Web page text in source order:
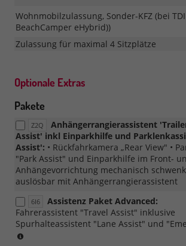
Wohnmobilzulassung, Sonder-KFZ (bei
BeachCamper eHybrid))
Zulassung für maximal 4 Sitzplätze
Optionale Extras
Pakete
Z2Q
Anhängerrangierassistent
Assist' inkl Einparkhilfe und
Assist': • Rückfahrkamera „Rear View" •
"Park Assist" und Einparkhilfe im Front-
Anhängevorrichtung mechanisch
auslösbar mit Anhängerrangierassistent
6I6
Assistenz Paket Advanced:
Fahrerassistent "Travel Assist" inklusive
Spurhalteassistent "Lane Assist" und